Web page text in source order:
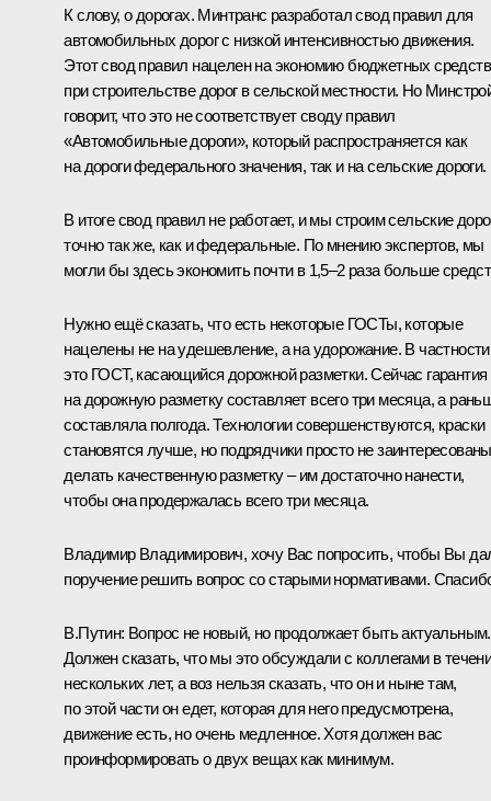
К слову, о дорогах. Минтранс разработал свод правил для
автомобильных дорог с низкой интенсивностью движения.
Этот свод правил нацелен на экономию бюджетных средств
при строительстве дорог в сельской местности. Но
говорит, что это не соответствует своду правил
«Автомобильные дороги», который распространяется как
на дороги федерального значения, так и на сельские дороги.
В итоге свод правил не работает, и мы строим сельские
точно так же, как и федеральные. По мнению экспертов, мы
могли бы здесь экономить почти в 1,5–2 раза больше
Нужно ещё сказать, что есть некоторые ГОСТы, которые
нацелены не на удешевление, а на удорожание. В
это ГОСТ, касающийся дорожной разметки. Сейчас гарантия
на дорожную разметку составляет всего три месяца, а
составляла полгода. Технологии совершенствуются, краски
становятся лучше, но подрядчики просто не заинтересованы
делать качественную разметку – им достаточно нанести,
чтобы она продержалась всего три месяца.
Владимир Владимирович, хочу Вас попросить, чтобы Вы
поручение решить вопрос со старыми нормативами.
В.Путин: Вопрос не новый, но продолжает быть актуальным.
Должен сказать, что мы это обсуждали с коллегами в
нескольких лет, а воз нельзя сказать, что он и ныне там,
по этой части он едет, которая для него предусмотрена,
движение есть, но очень медленное. Хотя должен вас
проинформировать о двух вещах как минимум.